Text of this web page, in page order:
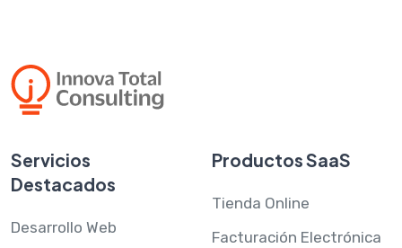
Servicios
Destacados
Desarrollo Web
Productos SaaS
Tienda Online
Facturación Electrónica